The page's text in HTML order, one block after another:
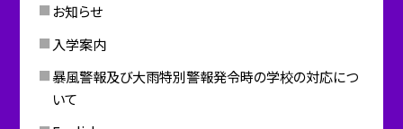
お知らせ
入学案内
暴風警報及び大雨特別警報発令時の学校の対応につ
いて